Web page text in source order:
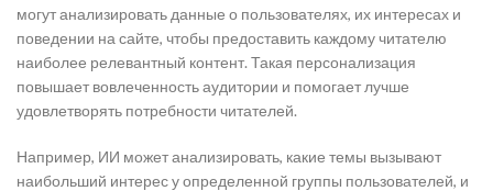
могут анализировать данные о пользователях, их интересах и
поведении на сайте, чтобы предоставить каждому читателю
наиболее релевантный контент. Такая персонализация
повышает вовлеченность аудитории и помогает лучше
удовлетворять потребности читателей.
Например, ИИ может анализировать, какие темы вызывают
наибольший интерес у определенной группы пользователей, и